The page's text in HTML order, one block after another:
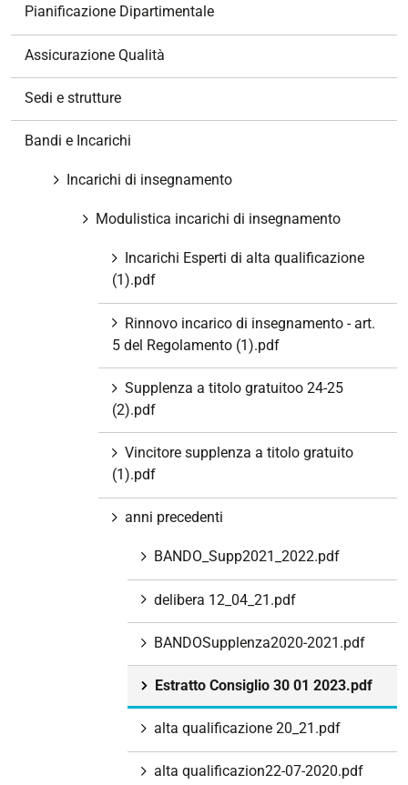
Pianificazione Dipartimentale
Assicurazione Qualità
Sedi e strutture
Bandi e Incarichi
Incarichi di insegnamento
Modulistica incarichi di insegnamento
Incarichi Esperti di alta qualificazione
(1).pdf
Rinnovo incarico di insegnamento - art.
5 del Regolamento (1).pdf
Supplenza a titolo gratuitoo 24-25
(2).pdf
Vincitore supplenza a titolo gratuito
(1).pdf
anni precedenti
BANDO_Supp2021_2022.pdf
delibera 12_04_21.pdf
BANDOSupplenza2020-2021.pdf
Estratto Consiglio 30 01 2023.pdf
alta qualificazione 20_21.pdf
alta qualificazion22-07-2020.pdf